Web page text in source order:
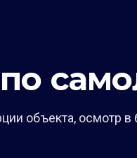
объекта, осмотр в